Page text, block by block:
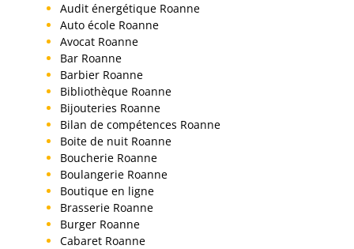
Audit énergétique Roanne
Auto école Roanne
Avocat Roanne
Bar Roanne
Barbier Roanne
Bibliothèque Roanne
Bijouteries Roanne
Bilan de compétences Roanne
Boite de nuit Roanne
Boucherie Roanne
Boulangerie Roanne
Boutique en ligne
Brasserie Roanne
Burger Roanne
Cabaret Roanne